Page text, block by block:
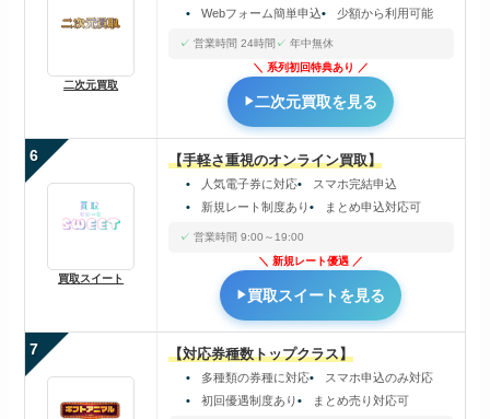
二次元買取
Webフォーム簡単申込
少額から利用可能
営業時間 24時間
年中無休
系列初回特典あり
二次元買取を見る
6
買取スイート
【手軽さ重視のオンライン買取】
人気電子券に対応
スマホ完結申込
新規レート制度あり
まとめ申込対応可
営業時間 9:00～19:00
新規レート優遇
買取スイートを見る
7 【対応券種数トップクラス】
多種類の券種に対応
スマホ申込のみ対応
初回優遇制度あり
まとめ売り対応可